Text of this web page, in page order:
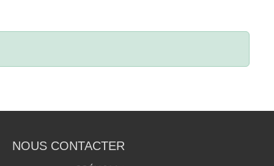
NOUS CONTACTER